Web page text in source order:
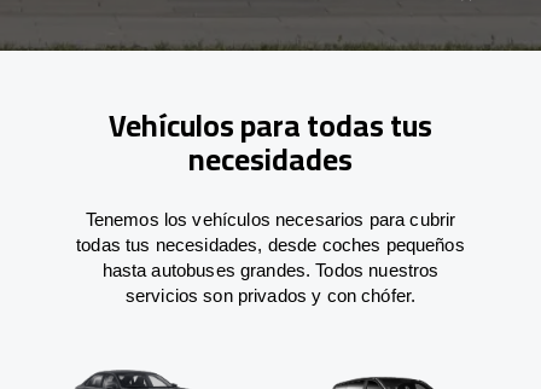
Vehículos para todas tus
necesidades
Tenemos los vehículos necesarios para cubrir
todas tus necesidades, desde coches pequeños
hasta autobuses grandes. Todos nuestros
servicios son privados y con chófer.